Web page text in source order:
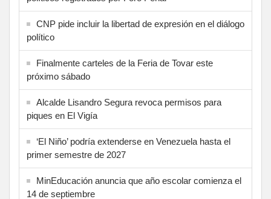
CNP pide incluir la libertad de expresión en el diálogo
político
Finalmente carteles de la Feria de Tovar este
próximo sábado
Alcalde Lisandro Segura revoca permisos para
piques en El Vigía
‘El Niño’ podría extenderse en Venezuela hasta el
primer semestre de 2027
MinEducación anuncia que año escolar comienza el
14 de septiembre